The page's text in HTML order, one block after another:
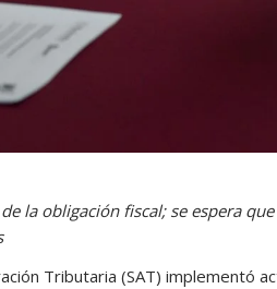
la obligación fiscal; se espera
Tributaria (SAT) implementó